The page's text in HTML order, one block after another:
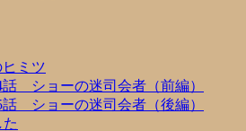
ミツ
話 ショーの迷司会者（前編）
話 ショーの迷司会者（後編）